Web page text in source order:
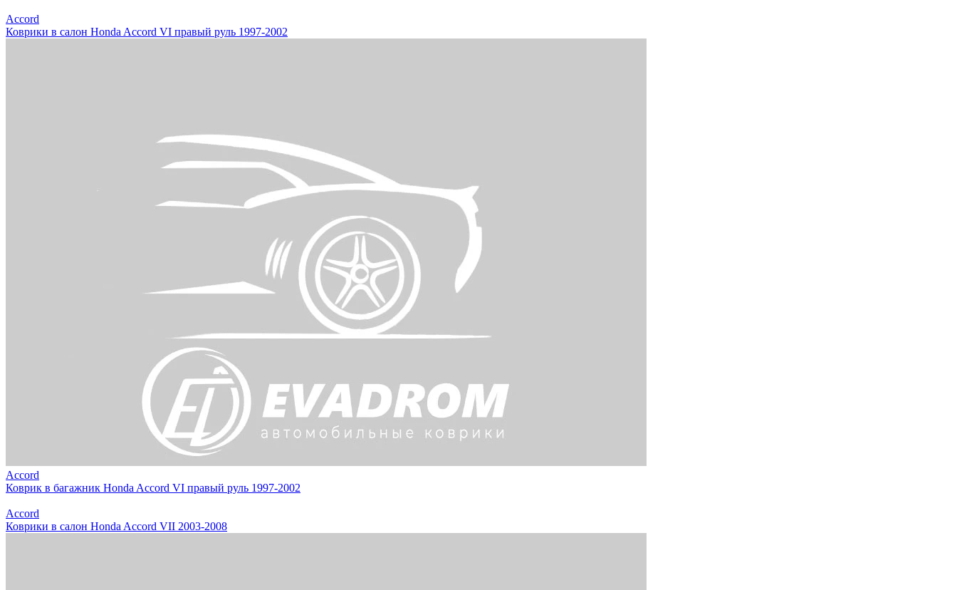
Accord
Коврики в салон Honda Accord VI правый руль 1997-2002
Accord
Коврик в багажник Honda Accord VI правый руль 1997-2002
Accord
Коврики в салон Honda Accord VII 2003-2008